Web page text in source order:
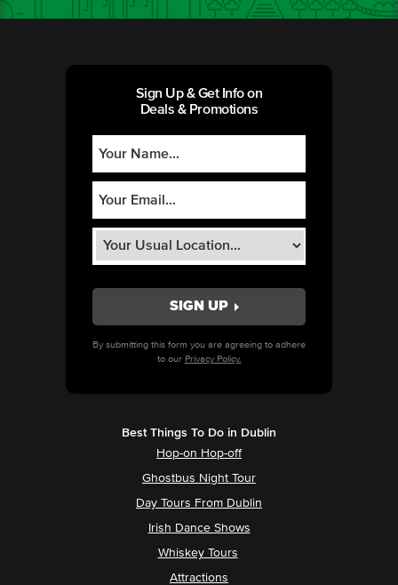
Sign Up & Get Info on
Deals & Promotions
By submitting this form you are agreeing to adhere
to our Privacy Policy.
Best Things To Do in Dublin
Hop-on Hop-off
Ghostbus Night Tour
Day Tours From Dublin
Irish Dance Shows
Whiskey Tours
Attractions